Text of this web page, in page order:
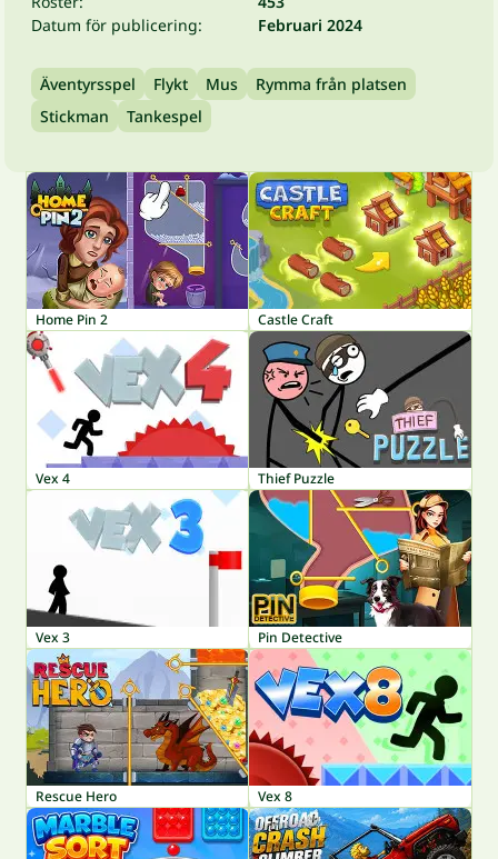
Datum för publicering:
Februari 2024
Äventyrsspel Flykt Mus
Rymma från platsen
Stickman
Tankespel
Home Pin 2 Castle Craft
Vex 4 Thief Puzzle
Vex 3 Pin Detective
Rescue Hero Vex 8